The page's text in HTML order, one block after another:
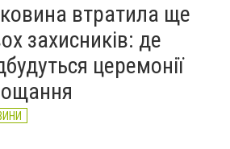
втратила ще
захисників: де
церемонії